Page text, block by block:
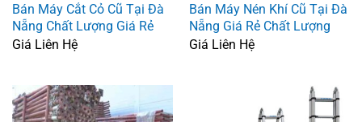
Bán Máy Cắt Cỏ Cũ Tại Đà
Nẵng Chất Lượng Giá Rẻ
Giá Liên Hệ
Bán Máy Nén Khí Cũ Tại Đà
Nẵng Giá Rẻ Chất Lượng
Giá Liên Hệ